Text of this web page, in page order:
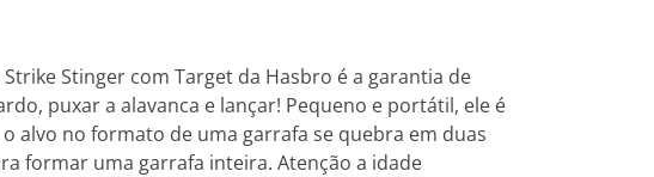
Stinger com Target da Hasbro é a garantia de
puxar a alavanca e lançar! Pequeno e portátil, ele é
alvo no formato de uma garrafa se quebra em duas
formar uma garrafa inteira. Atenção a idade